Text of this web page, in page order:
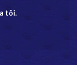
tôi.